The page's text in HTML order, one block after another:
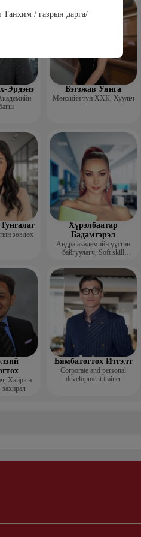
/ газрын дарга/
Эрдэнэ Бэгзжав Уянга
Мөнхийн тун ХХК, Хуульч
зөвлөх
Хүрэлбаатар
Бадамгэрэл
Андра академийн үүсгэн
байгуулагч, Soft skill
Гоо зүйн ментор, Монголын
мисс, Топ модель
Хайрын
Бямбатогтох Итгэлт
Corporate and personal
development trainer